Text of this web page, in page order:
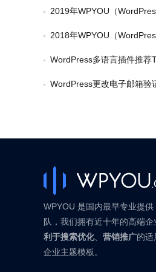
2019年WPYOU（
2018年WPYOU（
WordPress多语言插件推荐
WordPress更改电子邮箱验
WPYOU 是国内最早专业提
队，我们拥有近十年的高端
利于搜索优化、 营销推广的适
企业主题模板。